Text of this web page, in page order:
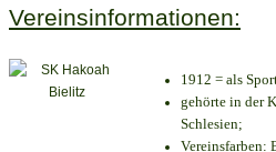
Vereinsinformationen:
1912 = als
gehörte in der
Schlesien;
Vereinsfarben: